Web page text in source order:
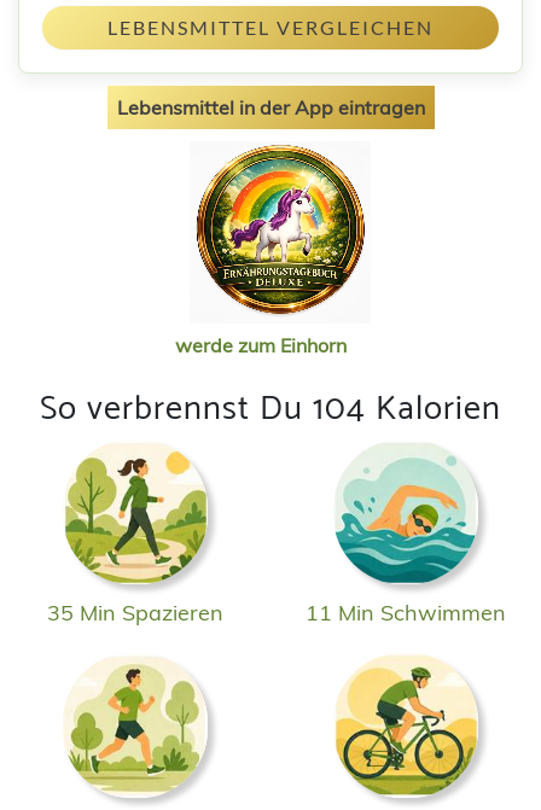
LEBENSMITTEL VERGLEICHEN
Lebensmittel in der App eintragen
werde zum Einhorn
So verbrennst Du 104 Kalorien
35 Min Spazieren 11 Min Schwimmen